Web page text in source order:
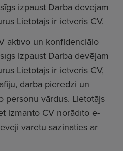
izpaust Darba devējam
Lietotājs ir ietvēris CV.
aktīvo un konfidenciālo
izpaust Darba devējam
Lietotājs ir ietvēris CV,
darba pieredzi un
personu vārdus. Lietotājs
izmanto CV norādīto e-
varētu sazināties ar